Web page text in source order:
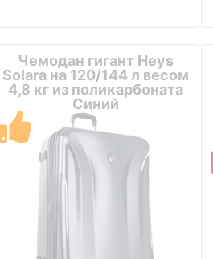
Чемодан гигант Heys
Solara на 120/144 л весом
4,8 кг из поликарбоната
Синий